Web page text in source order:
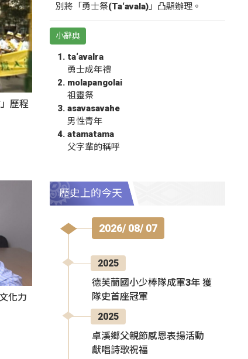
歷程
化力
別將「勇士祭(Ta‘avala)」凸顯辦理。
小辭典
ta‘avalra
勇士成年禮
molapangolai
祖靈祭
asavasavahe
男性青年
atamatama
父字輩的稱呼
歷史上的今天
2026/ 08/ 07
2025
德芙蘭國小少棒隊成軍3年 獲
隊史首座冠軍
2025
卓溪鄉父親節感恩表揚活動
獻唱詩歌祝福